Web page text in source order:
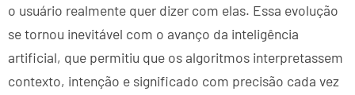
o usuário realmente quer dizer com elas. Essa evolução
se tornou inevitável com o avanço da inteligência
artificial, que permitiu que os algoritmos interpretassem
contexto, intenção e significado com precisão cada vez